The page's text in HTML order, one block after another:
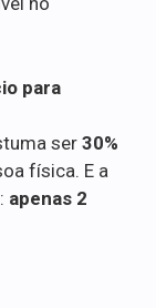
para
ser 30%
física. E a
apenas 2